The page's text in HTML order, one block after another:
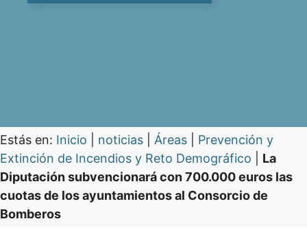
Estás en: Inicio noticias Áreas
Prevención y
Extinción de Incendios y Reto Demográfico
La
Diputación subvencionará con 700.000 euros las
cuotas de los ayuntamientos al Consorcio de
Bomberos